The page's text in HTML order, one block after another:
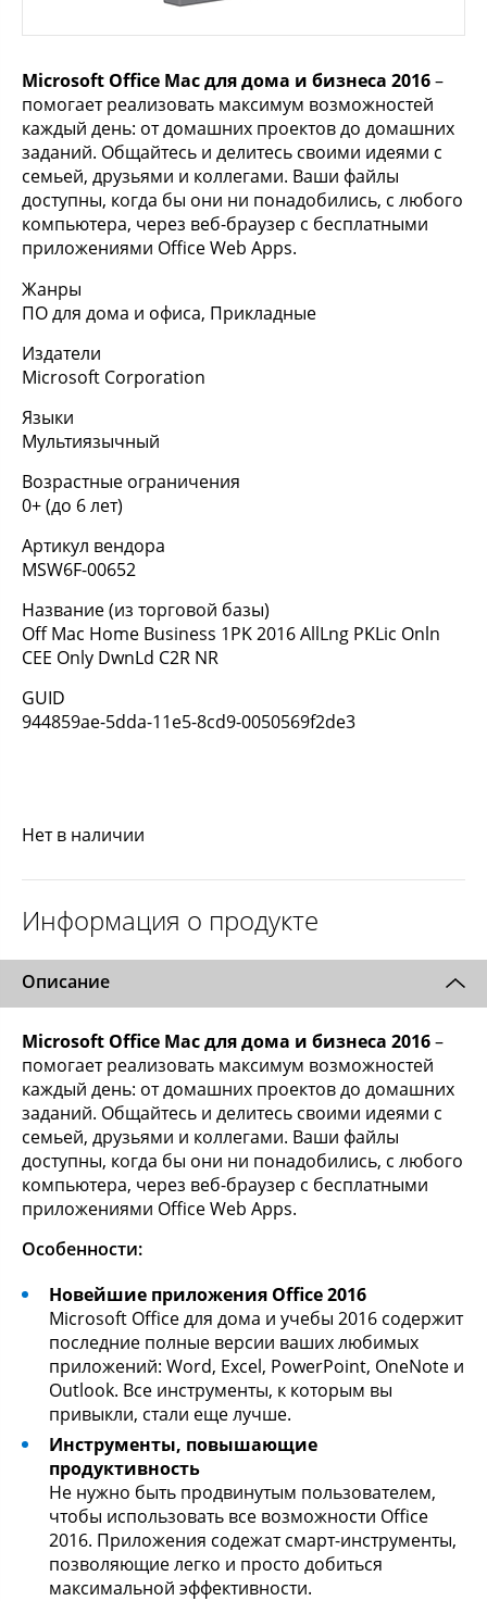
Microsoft Office Mac для дома и бизнеса 2016–
помогает реализовать максимум возможностей
каждый день: от домашних проектов до домашних
заданий. Общайтесь и делитесь своими идеями с
семьей, друзьями и коллегами. Ваши файлы
доступны, когда бы они ни понадобились, с любого
компьютера, через веб-браузер с бесплатными
приложениями Office Web Apps.
Жанры
ПО для дома и офиса, Прикладные
Издатели
Microsoft Corporation
Языки
Мультиязычный
Возрастные ограничения
0+ (до 6 лет)
Артикул вендора
MSW6F-00652
Название (из торговой базы)
Off Mac Home Business 1PK 2016 AllLng PKLic Onln
CEE Only DwnLd C2R NR
GUID
944859ae-5dda-11e5-8cd9-0050569f2de3
Нет в наличии
Информация о продукте
Описание
Microsoft Office Mac для дома и бизнеса 2016–
помогает реализовать максимум возможностей
каждый день: от домашних проектов до домашних
заданий. Общайтесь и делитесь своими идеями с
семьей, друзьями и коллегами. Ваши файлы
доступны, когда бы они ни понадобились, с любого
компьютера, через веб-браузер с бесплатными
приложениями Office Web Apps.
Особенности:
Новейшие приложения Office 2016
Microsoft Office для дома и учебы 2016 содержит
последние полные версии ваших любимых
приложений: Word, Excel, PowerPoint, OneNote и
Outlook. Все инструменты, к которым вы
привыкли, стали еще лучше.
Инструменты, повышающие
продуктивность
Не нужно быть продвинутым пользователем,
чтобы использовать все возможности Office
2016. Приложения содежат смарт-инструменты,
позволяющие легко и просто добиться
максимальной эффективности.